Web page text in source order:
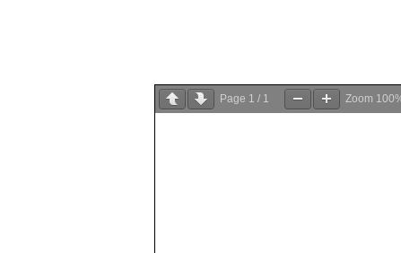
Page 1 / 1 Zoom